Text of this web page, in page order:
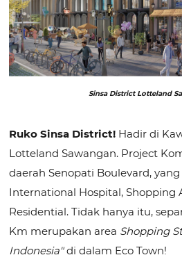
Sinsa District Lotteland
Ruko Sinsa District! Hadir di
Lotteland Sawangan. Project
daerah Senopati Boulevard,
International Hospital, Shopping
Residential. Tidak hanya itu,
Km merupakan area Shopping
Indonesia"di dalam Eco Town!